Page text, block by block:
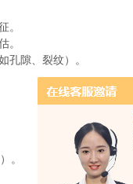
。
。
隙、裂纹）。
。